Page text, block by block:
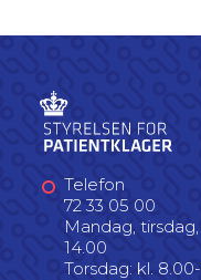
Telefon
72 33 05 00
Mandag,
14.00
Torsdag: kl.